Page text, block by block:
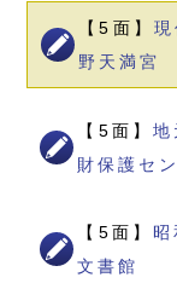
【5面】
野天満宮
【5面】
財保護セ
【5面】
文書館